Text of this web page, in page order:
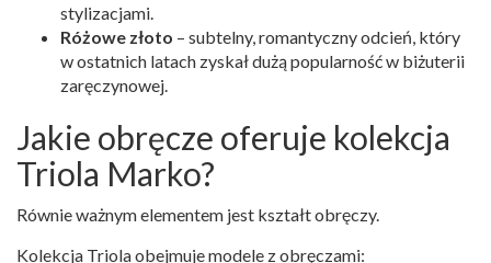
stylizacjami.
Różowe złoto – subtelny, romantyczny odcień, który
w ostatnich latach zyskał dużą popularność w biżuterii
zaręczynowej.
Jakie obręcze oferuje kolekcja
Triola Marko?
Równie ważnym elementem jest kształt obręczy.
Kolekcja Triola obejmuje modele z obręczami: